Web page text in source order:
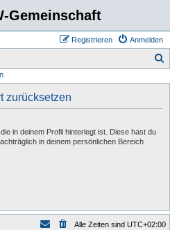
Gemeinschaft
Anmelden
Registrieren
zurücksetzen
in deinem Profil hinterlegt ist. Diese hast du
in deinem persönlichen Bereich
Alle Zeiten sind UTC+02:00